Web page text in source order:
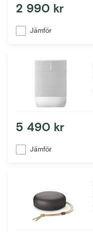
2 990 kr
Jämför
5 490 kr
Jämför